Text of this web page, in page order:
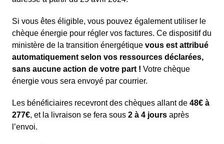
Si vous êtes éligible, vous pouvez également utiliser le
chèque énergie pour régler vos factures. Ce dispositif du
ministère de la transition énergétique vous est attribué
automatiquement selon vos ressources déclarées,
sans aucune action de votre part ! Votre chèque
énergie vous sera envoyé par courrier.
Les bénéficiaires recevront des chèques allant de 48€ à
277€, et la livraison se fera sous 2 à 4 jours après
l’envoi.